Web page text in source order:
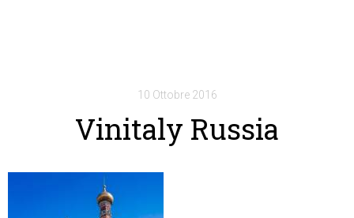
10 Ottobre 2016
Vinitaly Russia